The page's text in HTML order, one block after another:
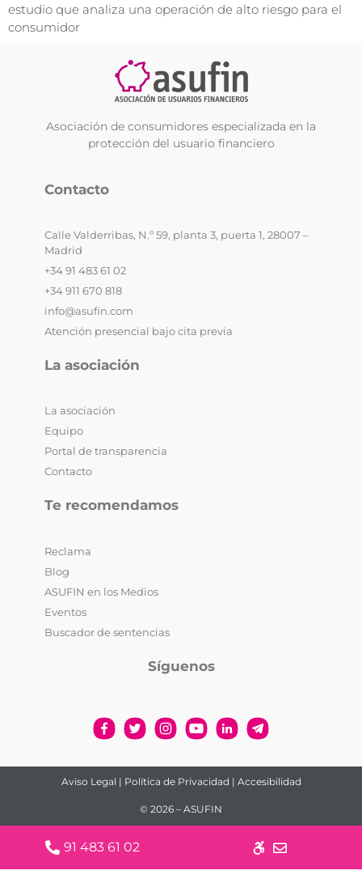
estudio que analiza una operación de alto riesgo para el
consumidor
Asociación de consumidores especializada en la
protección del usuario financiero
91 483 61 02
Contacto
Calle Valderribas, N.º 59, planta 3, puerta 1, 28007 –
Madrid
+34 91 483 61 02
+34 911 670 818
info@asufin.com
Atención presencial bajo cita previa
La asociación
La asociación
Equipo
Portal de transparencia
Contacto
Te recomendamos
Reclama
Blog
ASUFIN en los Medios
Eventos
Buscador de sentencias
Síguenos
Aviso Legal | Política de Privacidad | Accesibilidad
© 2026 – ASUFIN